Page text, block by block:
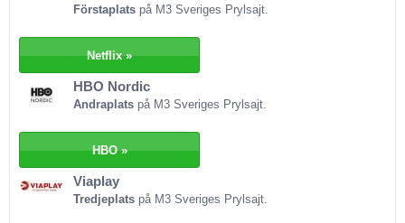
ultra-HD och 4K. Netflix har ett riktigt användarvänligt gränssnitt oavsett
av både film och serier är väldigt brett och Netflix har på senare tid satsat
påpeka att Netflix inte är en perfekt tjänst, men de är helt klart marknadens
bästa. Det breda, varierade utbudet passar såväl gammal som ung, och
HBO Nordic samlar allt sitt innehåll under ett enda abonnemang och kan
Förstaplats på M3 Sveriges Prylsajt.
Netflix »
HBO Nordic
Andraplats på M3 Sveriges Prylsajt.
HBO »
Viaplay
Tredjeplats på M3 Sveriges Prylsajt.